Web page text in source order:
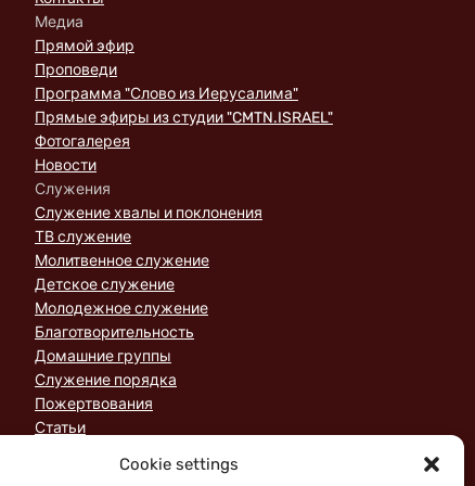
Cookie settings
Медиа
Прямой эфир
Проповеди
Программа "Слово из Иерусалима"
Прямые эфиры из студии "CMTN.ISRAEL"
Фотогалерея
Новости
Служения
Служение хвалы и поклонения
ТВ служение
Молитвенное служение
Детское служение
Молодежное служение
Благотворительность
Домашние группы
Служение порядка
Пожертвования
Статьи